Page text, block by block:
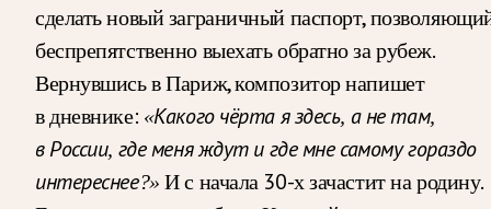
сделать новый заграничный паспорт,
беспрепятственно выехать обратно за рубеж.
Вернувшись в Париж, композитор напишет
в дневнике: «Какого чёрта я здесь, а не там,
в России, где меня ждут и где мне самому гораздо
интереснее?» И с начала 30-х зачастит на родину.